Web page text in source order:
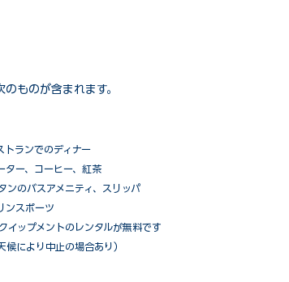
ものが含まれます。
トランでのディナー
ター、コーヒー、紅茶
ンのバスアメニティ、スリッパ
ンスポーツ
ップメントのレンタルが無料です
により中止の場合あり）